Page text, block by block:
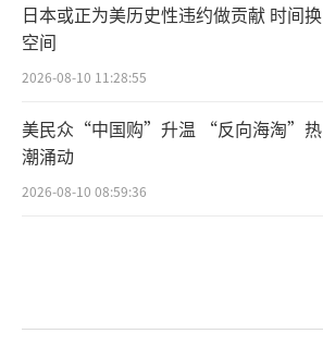
日本或正为美历史性违约做贡献 时间换
空间
2026-08-10 11:28:55
美民众“中国购”升温 “反向海淘”热
潮涌动
2026-08-10 08:59:36